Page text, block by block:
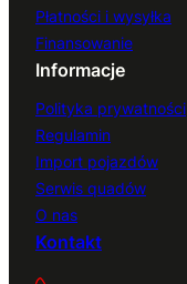
Płatności i wysyłka
Finansowanie
Informacje
Polityka prywatności
Regulamin
Import pojazdów
Serwis quadów
O nas
Kontakt